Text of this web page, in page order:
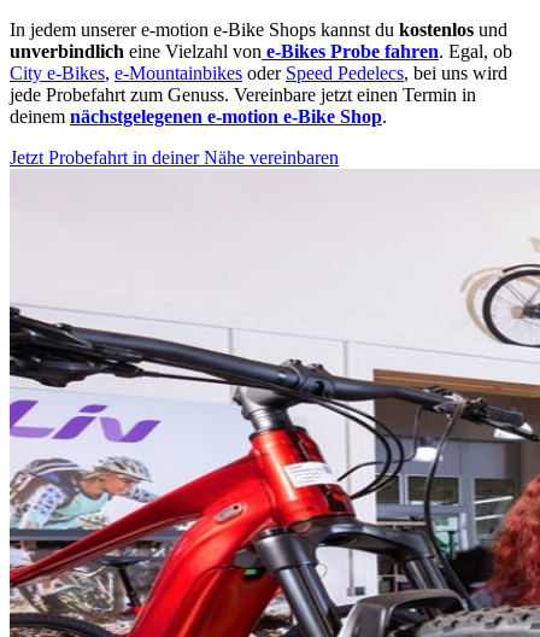
In jedem unserer e-motion e-Bike Shops kannst du kostenlos und
unverbindlich eine Vielzahl von e-Bikes Probe fahren. Egal, ob
City e-Bikes, e-Mountainbikes oder Speed Pedelecs, bei uns wird
jede Probefahrt zum Genuss. Vereinbare jetzt einen Termin in
deinem nächstgelegenen e-motion e-Bike Shop.
Jetzt Probefahrt in deiner Nähe vereinbaren